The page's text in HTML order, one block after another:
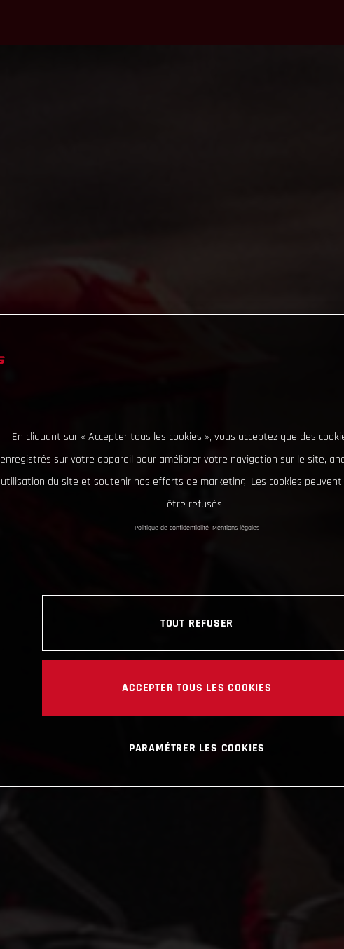
En cliquant sur « Accepter tous les cookies », vous acceptez que des
enregistrés sur votre appareil pour améliorer votre navigation sur le site,
utilisation du site et soutenir nos efforts de marketing. Les cookies
être refusés.
Politique de confidentialité Mentions légales
TOUT REFUSER
ACCEPTER TOUS LES COOKIES
PARAMÉTRER LES COOKIES